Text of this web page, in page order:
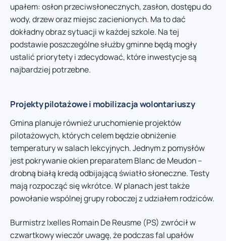
upałem: osłon przeciwsłonecznych, zasłon, dostępu do
wody, drzew oraz miejsc zacienionych. Ma to dać
dokładny obraz sytuacji w każdej szkole. Na tej
podstawie poszczególne służby gminne będą mogły
ustalić priorytety i zdecydować, które inwestycje są
najbardziej potrzebne.
Projekty pilotażowe i mobilizacja wolontariuszy
Gmina planuje również uruchomienie projektów
pilotażowych, których celem będzie obniżenie
temperatury w salach lekcyjnych. Jednym z pomysłów
jest pokrywanie okien preparatem Blanc de Meudon –
drobną białą kredą odbijającą światło słoneczne. Testy
mają rozpocząć się wkrótce. W planach jest także
powołanie wspólnej grupy roboczej z udziałem rodziców.
Burmistrz Ixelles Romain De Reusme (PS) zwrócił w
czwartkowy wieczór uwagę, że podczas fal upałów